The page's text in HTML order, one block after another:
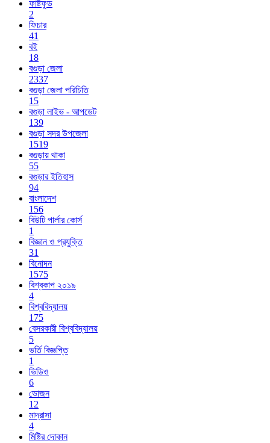
ফাষ্টফুড
2
ফিচার
41
বই
18
বগুড়া জেলা
2337
বগুড়া জেলা পরিচিতি
15
বগুড়া লাইভ - আপডেট
139
বগুড়া সদর উপজেলা
1519
বগুড়ায় থাকা
55
বগুড়ার ইতিহাস
94
বাংলাদেশ
156
বিউটি পার্লার কোর্স
1
বিজ্ঞান ও প্রযুক্তি
31
বিনোদন
1575
বিশ্বকাপ ২০১৯
4
বিশ্ববিদ্যালয়
175
বেসরকারী বিশ্ববিদ্যালয়
5
ভর্তি বিজ্ঞপ্তি
1
ভিডিও
6
ভোজন
12
মাদ্রাসা
4
মিষ্টির দোকান